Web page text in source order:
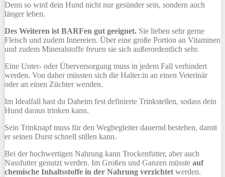
Denn so wird dein Hund nicht nur gesünder sein, sondern auch
länger leben.
Des Weiteren ist BARFen gut geeignet. Sie lieben sehr gerne
Fleisch und zudem Innereien. Über eine große Portion an Vitaminen
und zudem Mineralstoffe freuen sie sich außerordentlich sehr.
Eine Unter- oder Überversorgung muss in jedem Fall verhindert
werden. Von daher müssten sich die Halter:in an einen Veterinär
oder an einen Züchter wenden.
Im Idealfall hast du Daheim fest definierte Trinkstellen, sodass dein
Hund daraus trinken kann.
Sein Trinknapf muss für den Wegbegleiter dauernd bestehen, damit
er seinen Durst schnell stillen kann.
Bei der hochwertigen Nahrung kann Trockenfutter, aber auch
Nassfutter genutzt werden. Im Großen und Ganzen müsste auf
chemische Inhaltsstoffe in der Nahrung verzichtet werden.